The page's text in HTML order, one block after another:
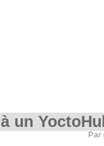
un
Par